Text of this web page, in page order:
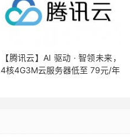
【腾讯云】AI 驱动 · 智领未来，
4核4G3M云服务器低至 79元/年